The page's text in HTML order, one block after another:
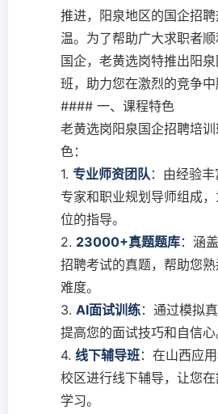
推进，阳泉地区的国企招
温。为了帮助广大求职者
国企，老黄选岗特推出阳
班，助力您在激烈的竞争中
#### 一、课程特色
老黄选岗阳泉国企招聘培
色：
1. 专业师资团队：由经验
专家和职业规划导师组成
位的指导。
2. 23000+真题题库：涵
招聘考试的真题，帮助您
难度。
3. AI面试训练：通过模拟
提高您的面试技巧和自信心
4. 线下辅导班：在山西应
校区进行线下辅导，让您
学习。